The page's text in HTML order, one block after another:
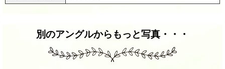
別のアングルからもっと写真・・・